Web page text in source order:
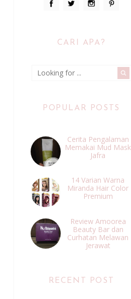
CARI APA?
POPULAR POSTS
Cerita Pengalaman
Memakai Mud Mask
Jafra
14 Varian Warna
Miranda Hair Color
Premium
Review Amoorea
Beauty Bar dan
Curhatan Melawan
Jerawat
RECENT POST